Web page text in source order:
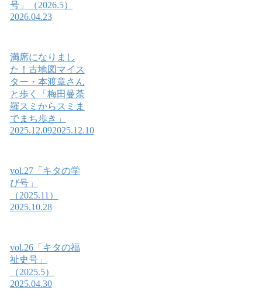
号」（2026.5）
2026.04.23
満席になりまし
た！古地図マイス
ター・本渡章さん
と歩く「梅田曼荼
羅スミからスミま
でまち歩き」
2025.12.092025.12.10
vol.27「キタの学
び号」
（2025.11）
2025.10.28
vol.26「キタの福
祉史号」
（2025.5）
2025.04.30